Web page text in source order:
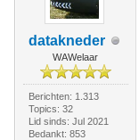
datakneder
WAWelaar
Berichten: 1.313
Topics: 32
Lid sinds: Jul 2021
Bedankt: 853